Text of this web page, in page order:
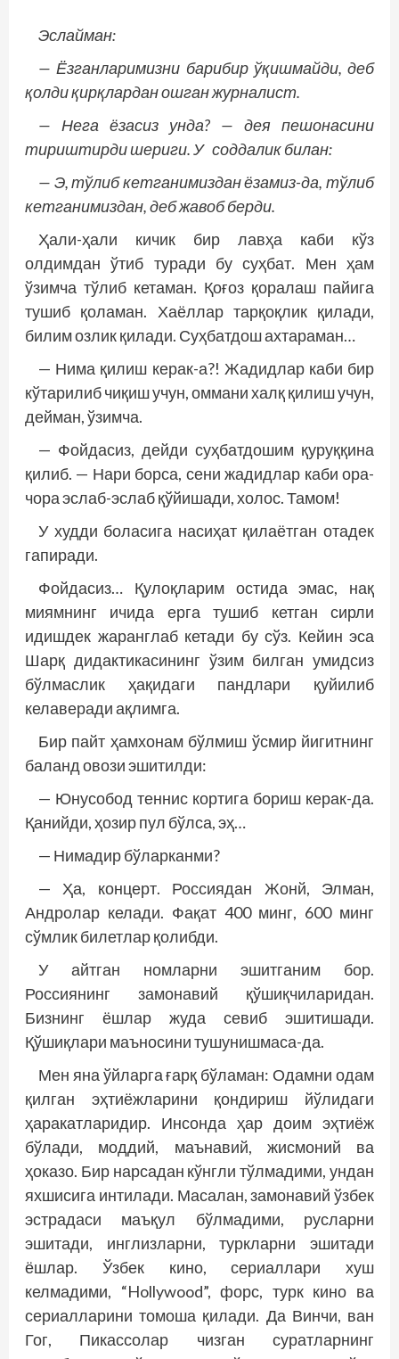
Эслайман:
— Ёзганларимизни барибир ўқишмайди, деб
қолди қирқлардан ошган журналист.
— Нега ёзасиз унда? — дея пешонасини
тириштирди шериги. У соддалик билан:
— Э, тўлиб кетганимиздан ёзамиз-да, тўлиб
кетганимиздан, деб жавоб берди.
Ҳали-ҳали кичик бир лавҳа каби кўз
олдимдан ўтиб туради бу суҳбат. Мен ҳам
ўзимча тўлиб кетаман. Қоғоз қоралаш пайи­­га
тушиб қоламан. Хаёллар тарқоқлик қилади,
билим озлик қилади. Суҳбатдош ахтараман…
— Нима қилиш керак-а?! Жадидлар каби бир
кўтарилиб чиқиш учун, омма­­ни халқ қилиш учун,
дейман, ўзимча.
— Фойдасиз, дейди суҳбатдошим қуруққина
қилиб. — Нари борса, сени жадидлар каби ора-
чора эслаб-эс­лаб қўйишади, холос. Тамом!
У худди боласига насиҳат қилаётган отадек
гапиради.
Фойдасиз… Қулоқларим остида эмас, нақ
миямнинг ичида ерга тушиб кетган сирли
идишдек жаранглаб кетади бу сўз. Кейин эса
Шарқ дидактикасининг ўзим билган умидсиз
бўлмаслик ҳақидаги пандлари қуйилиб
келаверади ақлимга.
Бир пайт ҳамхонам бўлмиш ўсмир йигитнинг
баланд овози эшитилди:
— Юнусобод теннис кортига бориш керак-да.
Қанийди, ҳозир пул бўлса, эҳ…
— Нимадир бўларканми?
— Ҳа, концерт. Россиядан Жонй, Элман,
Андролар келади. Фақат 400 минг, 600 минг
сўмлик билетлар қолибди.
У айтган номларни эшитганим бор.
Россиянинг замонавий қўшиқчиларидан.
Бизнинг ёшлар жуда севиб эшитишади.
Қўшиқлари маъносини тушунишмаса-да.
Мен яна ўйларга ғарқ бўламан: Одамни одам
қилган эҳтиёжларини қондириш йўлидаги
ҳаракатларидир. Инсонда ҳар доим эҳтиёж
бўлади, моддий, маънавий, жисмоний ва
ҳоказо. Бир нарсадан кўнг­­ли тўлмадими, ундан
яхшисига интилади. Масалан, замонавий ўзбек
эстрадаси маъқул бўлмадими, русларни
эшитади, инглизларни, туркларни эшитади
ёшлар. Ўзбек кино, сериаллари хуш
келмадими, “Hollywood”, форс, турк кино ва
сериалларини томоша қилади. Да Винчи, ван
Гог, Пикассолар чизган суратларнинг